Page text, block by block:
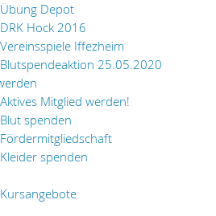
Übung Depot
DRK Hock 2016
Vereinsspiele Iffezheim
Blutspendeaktion 25.05.2020
Aktives Mitglied werden!
Blut spenden
Fördermitgliedschaft
Kleider spenden
Kursangebote